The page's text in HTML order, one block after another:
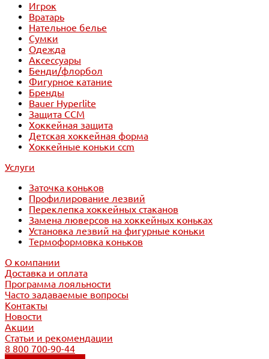
Игрок
Вратарь
Нательное белье
Сумки
Одежда
Аксессуары
Бенди/флорбол
Фигурное катание
Бренды
Bauer Hyperlite
Защита CCM
Хоккейная защита
Детская хоккейная форма
Хоккейные коньки ccm
Услуги
Заточка коньков
Профилирование лезвий
Переклепка хоккейных стаканов
Замена люверсов на хоккейных коньках
Установка лезвий на фигурные коньки
Термоформовка коньков
О компании
Доставка и оплата
Программа лояльности
Часто задаваемые вопросы
Контакты
Новости
Акции
Статьи и рекомендации
8 800 700-90-44